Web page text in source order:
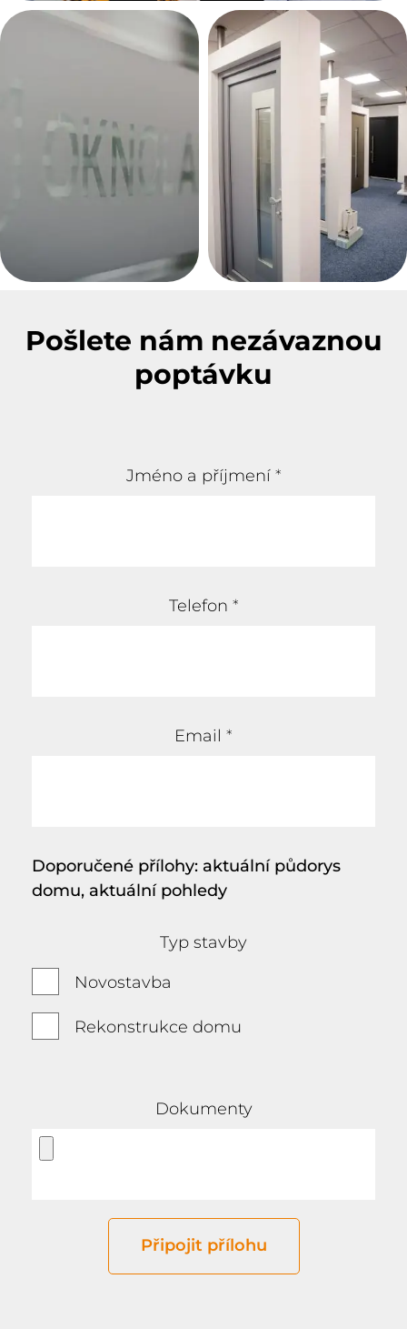
Pošlete nám nezávaznou
poptávku
Jméno a příjmení *
Telefon *
Email *
Doporučené přílohy: aktuální půdorys
domu, aktuální pohledy
Typ stavby
Novostavba
Rekonstrukce domu
Dokumenty
Připojit přílohu